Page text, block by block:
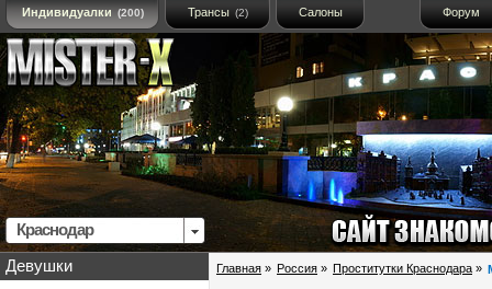
Индивидуалки (200) Трансы (2) Салоны Форум
Краснодар
Девушки
Главная » Россия » Проститутки Краснодара »